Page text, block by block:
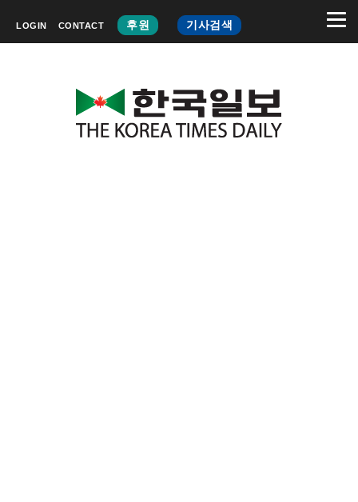
LOGIN CONTACT 후원 기사검색